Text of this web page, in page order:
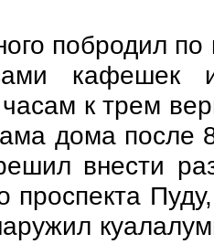
побродил по
кафешек
к трем
дома после
внести
проспекта